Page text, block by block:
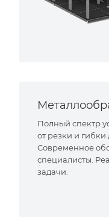
Полный спектр
от резки и
Современное
специалисты.
задачи.